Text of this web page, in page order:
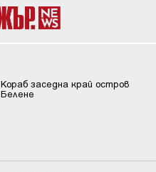
Кораб заседна край остров
Белене